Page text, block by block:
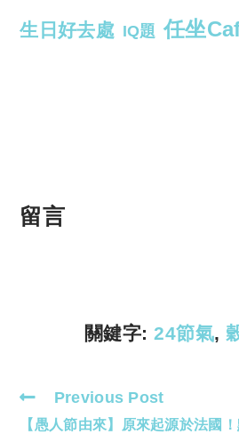
生日好去處 IQ題 任坐
留言
關鍵字:24節氣,
Read
more
Previous Post
【愚人節由來】原來起源於法國